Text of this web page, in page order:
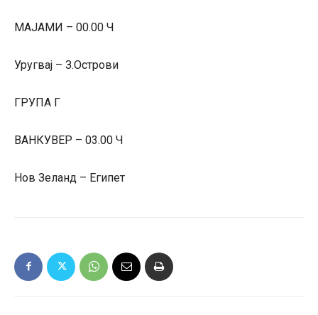
МАЈАМИ – 00.00 Ч
Уругвај – З.Острови
ГРУПА Г
ВАНКУВЕР – 03.00 Ч
Нов Зеланд – Египет